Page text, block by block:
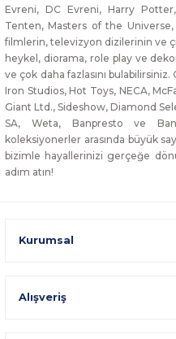
Evreni, DC Evreni, Harry
Tenten, Masters of the
filmlerin, televizyon dizilerinin ve
heykel, diorama, role play ve
ve çok daha fazlasını bulabilirsiniz.
Iron Studios, Hot Toys, NECA,
Giant Ltd., Sideshow, Diamond
SA, Weta, Banpresto ve
koleksiyonerler arasında büyük
bizimle hayallerinizi gerçeğe
adım atın!
Kurumsal
Alışveriş